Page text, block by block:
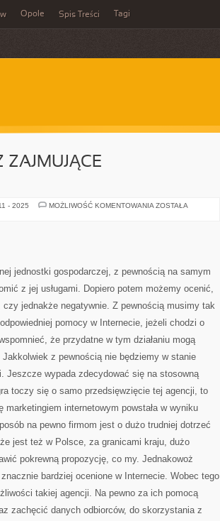
Opole Spis Treści Tagi
ZAJMUJĄCE
- 2025 MOŻLIWOŚĆ KOMENTOWANIA KOMFORTOWE
ZOSTAŁA
jednostki gospodarczej, z pewnością na samym
z jej usługami. Dopiero potem możemy ocenić,
jednakże negatywnie. Z pewnością musimy tak
pomocy w Internecie, jeżeli chodzi o
że przydatne w tym działaniu mogą
z pewnością nie będziemy w stanie
Jeszcze wypada zdecydować się na stosowną
toczy się o samo przedsięwzięcie tej agencji, to
internetowym powstała w wyniku
na pewno firmom jest o dużo trudniej dotrzeć
jest też w Polsce, za granicami kraju, dużo
pokrewną propozycję, co my. Jednakowoż
bardziej ocenione w Internecie. Wobec tego
takiej agencji. Na pewno za ich pomocą
zachęcić danych odbiorców, do skorzystania z